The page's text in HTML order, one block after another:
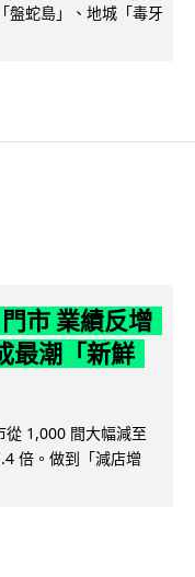
盤蛇島」、地城「毒牙
市 業績反增
最潮「新鮮
從 1,000 間大幅減至
倍。做到「減店增